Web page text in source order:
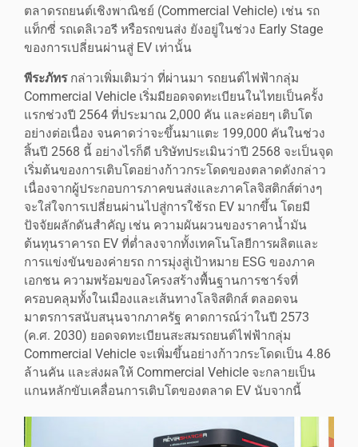
ตลาดรถยนต์เชิงพาณิชย์ (Commercial Vehicle) เช่น รถ
แท็กซี่ รถเดลิเวอรี หรือรถขนส่ง ยังอยู่ในช่วง Early Stage
ของการเปลี่ยนผ่านสู่ EV เท่านั้น
พีระภัทรกล่าวเพิ่มเติมว่า ที่ผ่านมา รถยนต์ไฟฟ้ากลุ่ม
Commercial Vehicle เริ่มมียอดจดทะเบียนในไทยเป็นครั้ง
แรกช่วงปี 2564 ที่ประมาณ 2,000 คัน และค่อยๆ เติบโต
อย่างต่อเนื่อง จนคาดว่าจะขึ้นมาแตะ 199,000 คันในช่วง
สิ้นปี 2568 นี้ อย่างไรก็ดี บริษัทประเมินว่าปี 2568 จะเป็นจุด
เริ่มต้นของการเติบโตอย่างก้าวกระโดดของตลาดดังกล่าว
เนื่องจากผู้ประกอบการภาคขนส่งและภาคโลจิสติกส์ต่างๆ
จะใส่ใจการเปลี่ยนผ่านไปสู่การใช้รถ EV มากขึ้น โดยมี
ปัจจัยผลักดันสำคัญ เช่น ความผันผวนของราคาน้ำมัน
ต้นทุนราคารถ EV ที่ต่ำลงจากทั้งเทคโนโลยีการผลิตและ
การแข่งขันของค่ายรถ การมุ่งสู่เป้าหมาย ESG ของภาค
เอกชน ความพร้อมของโครงสร้างพื้นฐานการชาร์จที่
ครอบคลุมทั้งในเมืองและเส้นทางโลจิสติกส์ ตลอดจน
มาตรการสนับสนุนจากภาครัฐ คาดการณ์ว่าในปี 2573
(ค.ศ. 2030) ยอดจดทะเบียนสะสมรถยนต์ไฟฟ้ากลุ่ม
Commercial Vehicle จะเพิ่มขึ้นอย่างก้าวกระโดดเป็น 4.86
ล้านคัน และส่งผลให้ Commercial Vehicle จะกลายเป็น
แกนหลักขับเคลื่อนการเติบโตของตลาด EV นับจากนี้